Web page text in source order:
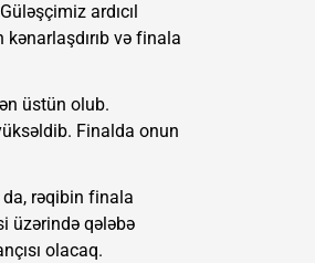
ardıcıl
və finala
üstün olub.
Finalda onun
rəqibin finala
üzərində qələbə
olacaq.